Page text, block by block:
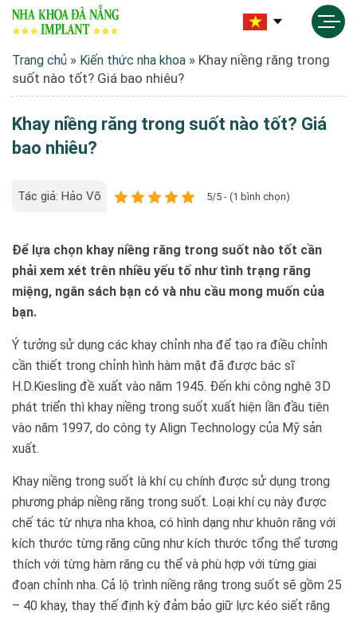
Trang chủ » Kiến thức nha khoa » Khay niềng răng trong
suốt nào tốt? Giá bao nhiêu?
Khay niềng răng trong suốt nào tốt? Giá
bao nhiêu?
Tác giả: Hảo Võ 5/5 - (1 bình chọn)
Để lựa chọn khay niềng răng trong suốt nào tốt cần
phải xem xét trên nhiều yếu tố như tình trạng răng
miệng, ngân sách bạn có và nhu cầu mong muốn của
bạn.
Ý tưởng sử dụng các khay chỉnh nha để tạo ra điều chỉnh
cần thiết trong chỉnh hình hàm mặt đã được bác sĩ
H.D.Kiesling đề xuất vào năm 1945. Đến khi công nghệ 3D
phát triển thì khay niềng trong suốt xuất hiện lần đầu tiên
vào năm 1997, do công ty Align Technology của Mỹ sản
xuất.
Khay niềng trong suốt là khí cụ chính được sử dụng trong
phương pháp niềng răng trong suốt. Loại khí cụ này được
chế tác từ nhựa nha khoa, có hình dạng như khuôn răng với
kích thước từng răng cũng như kích thước tổng thể tương
thích với từng hàm răng cụ thể và phù hợp với từng giai
đoạn chỉnh nha. Cả lộ trình niềng răng trong suốt sẽ gồm 25
– 40 khay, thay thế định kỳ đảm bảo giữ lực kéo siết răng